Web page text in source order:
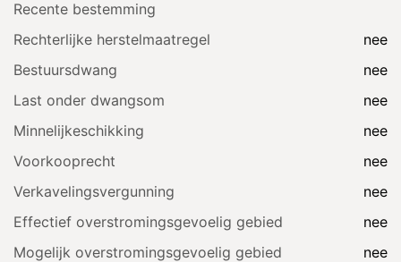
Recente bestemming
Rechterlijke herstelmaatregel
nee
Bestuursdwang
nee
Last onder dwangsom
nee
Minnelijkeschikking
nee
Voorkooprecht
nee
Verkavelingsvergunning
nee
Effectief overstromingsgevoelig gebied
nee
Mogelijk overstromingsgevoelig gebied
nee